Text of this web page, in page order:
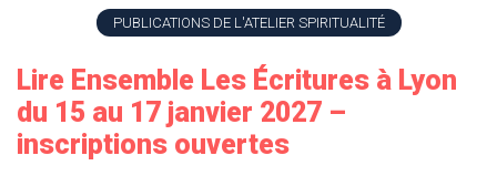
PUBLICATIONS DE L'ATELIER SPIRITUALITÉ
Lire Ensemble Les Écritures à Lyon
du 15 au 17 janvier 2027 –
inscriptions ouvertes